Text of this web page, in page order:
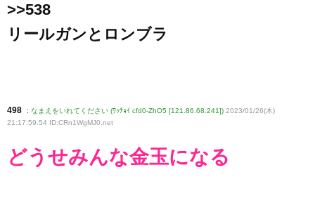
>>538
リールガンとロンブラ
498 : なまえをいれてください (ﾜｯﾁｮｲ cfd0-ZhO5 [121.86.68.241]) 2023/01/26(木)
21:17:59.54 ID:CRn1WgMJ0 .net
どうせみんな金玉になる